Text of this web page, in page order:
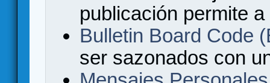
publicación permite
Bulletin Board Code
ser sazonados con